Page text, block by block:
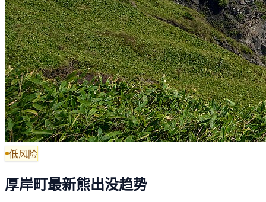
低风险
厚岸町最新熊出没趋势